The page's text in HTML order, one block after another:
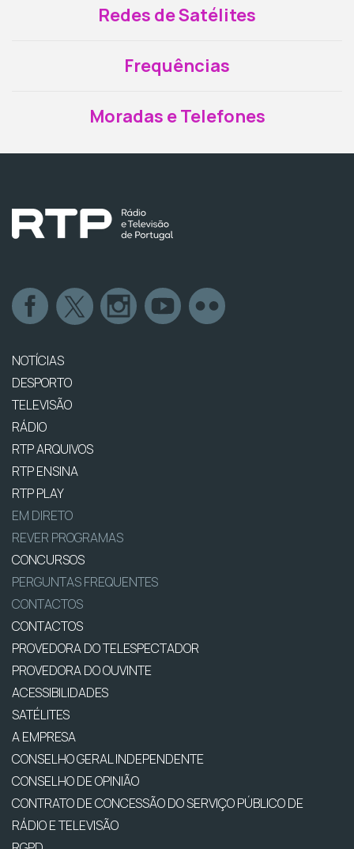
Redes de Satélites
Frequências
Moradas e Telefones
NOTÍCIAS
DESPORTO
TELEVISÃO
RÁDIO
RTP ARQUIVOS
RTP ENSINA
RTP PLAY
EM DIRETO
REVER PROGRAMAS
CONCURSOS
PERGUNTAS FREQUENTES
CONTACTOS
CONTACTOS
PROVEDORA DO TELESPECTADOR
PROVEDORA DO OUVINTE
ACESSIBILIDADES
SATÉLITES
A EMPRESA
CONSELHO GERAL INDEPENDENTE
CONSELHO DE OPINIÃO
CONTRATO DE CONCESSÃO DO SERVIÇO PÚBLICO DE
RÁDIO E TELEVISÃO